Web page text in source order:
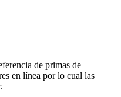
de primas de
en línea por lo cual las